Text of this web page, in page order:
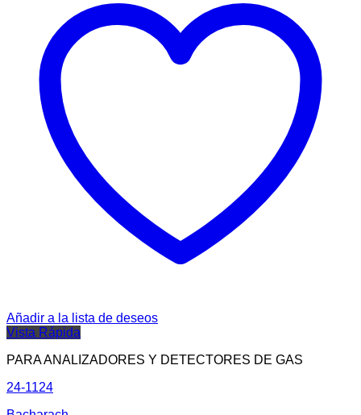
Añadir a la lista de deseos
Vista Rápida
PARA ANALIZADORES Y DETECTORES DE GAS
24-1124